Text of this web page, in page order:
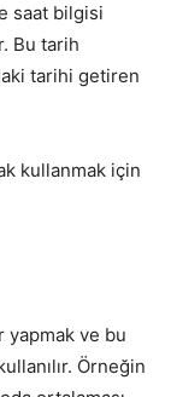
saat bilgisi
Bu tarih
tarihi getiren
kullanmak için
yapmak ve bu
Örneğin